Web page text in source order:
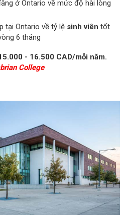
ở Ontario về mức độ hài lòng
tại Ontario về tỷ lệ sinh viên tốt
6 tháng
- 16.500 CAD/mỗi năm.
College